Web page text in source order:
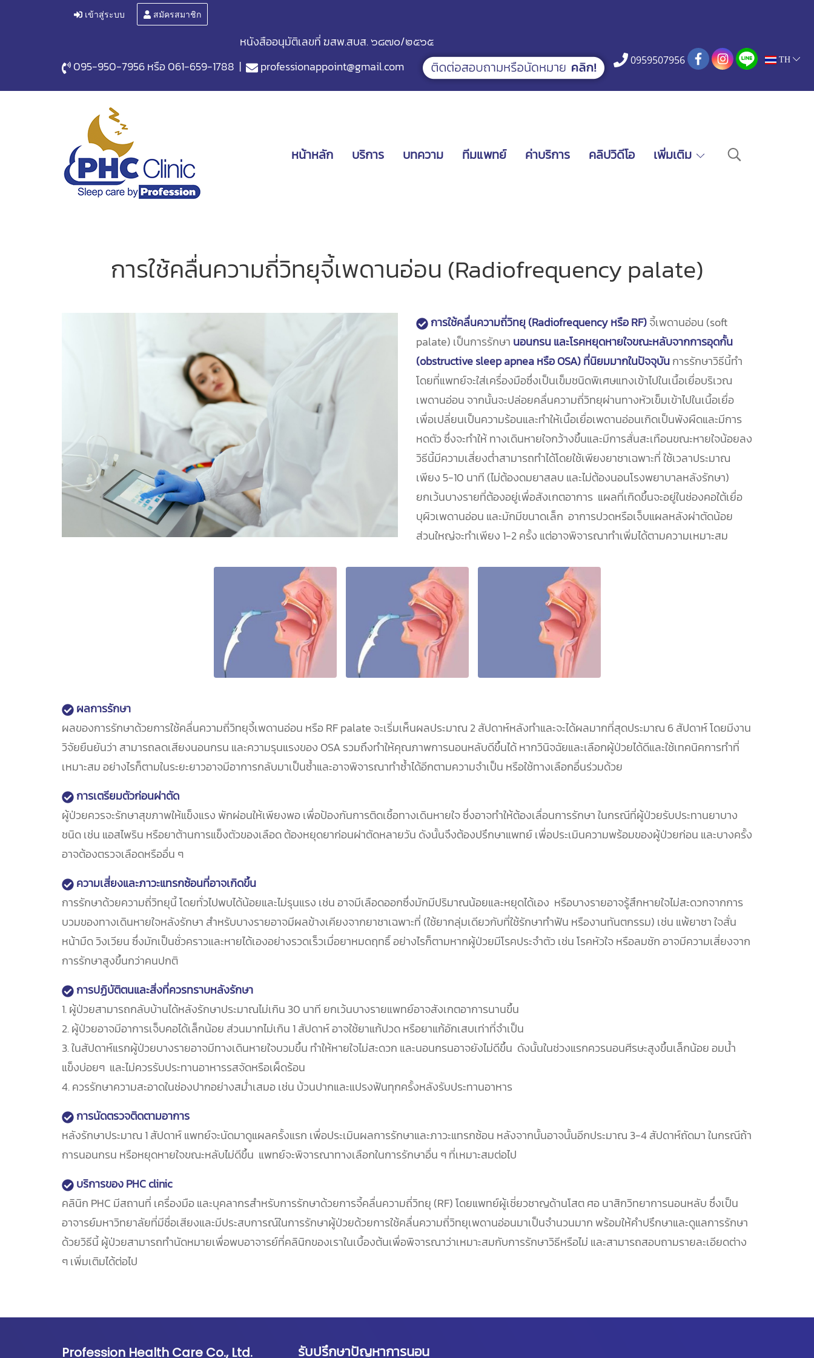
เข้าสู่ระบบ สมัครสมาชิก
หนังสืออนุมัติเลขที่ ฆสพ.สบส. ๖๘๗๐/๒๕๖๕
095-950-7956หรือ061-659-1788 | professionappoint@gmail.com 0959507956 TH
หน้าหลัก บริการ บทความ ทีมแพทย์ ค่าบริการ คลิปวิดีโอ เพิ่มเติม
การใช้คลื่นความถี่วิทยุจี้เพดานอ่อน (Radiofrequency palate)
การใช้คลื่นความถี่วิทยุ (Radiofrequency หรือ RF)จี้เพดานอ่อน (soft
palate) เป็นการรักษา นอนกรน และโรคหยุดหายใจขณะหลับจากการอุดกั้น
(obstructive sleep apnea หรือ OSA) ที่นิยมมากในปัจจุบันการรักษาวิธีนี้ทำ
โดยที่แพทย์จะใส่เครื่องมือซึ่งเป็นเข็มชนิดพิเศษแทงเข้าไปในเนื้อเยื่อบริเวณ
เพดานอ่อน จากนั้นจะปล่อยคลื่นความถี่วิทยุผ่านทางหัวเข็มเข้าไปในเนื้อเยื่อ
เพื่อเปลี่ยนเป็นความร้อนและทำให้เนื้อเยื่อเพดานอ่อนเกิดเป็นพังผืดและมีการ
หดตัว ซึ่งจะทำให้ ทางเดินหายใจกว้างขึ้นและมีการสั่นสะเทือนขณะหายใจน้อยลง
วิธีนี้มีความเสี่ยงต่ำสามารถทำได้โดยใช้เพียงยาชาเฉพาะที่ ใช้เวลาประมาณ
เพียง 5-10 นาที (ไม่ต้องดมยาสลบ และไม่ต้องนอนโรงพยาบาลหลังรักษา)
ยกเว้นบางรายที่ต้องอยู่เพื่อสังเกตอาการ แผลที่เกิดขึ้นจะอยู่ในช่องคอใต้เยื่อ
บุผิวเพดานอ่อน และมักมีขนาดเล็ก อาการปวดหรือเจ็บแผลหลังผ่าตัดน้อย
ส่วนใหญ่จะทำเพียง 1-2 ครั้ง แต่อาจพิจารณาทำเพิ่มได้ตามความเหมาะสม
ผลการรักษา
ผลของการรักษาด้วยการใช้คลื่นความถี่วิทยุจี้เพดานอ่อน หรือ RF palate จะเริ่มเห็นผลประมาณ 2 สัปดาห์หลังทำและจะได้ผลมากที่สุดประมาณ 6 สัปดาห์ โดยมีงาน
วิจัยยืนยันว่า สามารถลดเสียงนอนกรน และความรุนแรงของ OSA รวมถึงทำให้คุณภาพการนอนหลับดีขึ้นได้ หากวินิจฉัยและเลือกผู้ป่วยได้ดีและใช้เทคนิคการทำที่
เหมาะสม อย่างไรก็ตามในระยะยาวอาจมีอาการกลับมาเป็นซ้ำและอาจพิจารณาทำซ้ำได้อีกตามความจำเป็น หรือใช้ทางเลือกอื่นร่วมด้วย
การเตรียมตัวก่อนผ่าตัด
ผู้ป่วยควรจะรักษาสุขภาพให้แข็งแรง พักผ่อนให้เพียงพอ เพื่อป้องกันการติดเชื้อทางเดินหายใจ ซึ่งอาจทำให้ต้องเลื่อนการรักษา ในกรณีที่ผู้ป่วยรับประทานยาบาง
ชนิด เช่น แอสไพริน หรือยาต้านการแข็งตัวของเลือด ต้องหยุดยาก่อนผ่าตัดหลายวัน ดังนั้นจึงต้องปรึกษาแพทย์ เพื่อประเมินความพร้อมของผู้ป่วยก่อน และบางครั้ง
อาจต้องตรวจเลือดหรืออื่น ๆ
ความเสี่ยงและภาวะแทรกซ้อนที่อาจเกิดขึ้น
การรักษาด้วยความถี่วิทยุนี้ โดยทั่วไปพบได้น้อยและไม่รุนแรง เช่น อาจมีเลือดออกซึ่งมักมีปริมาณน้อยและหยุดได้เอง หรือบางรายอาจรู้สึกหายใจไม่สะดวกจากการ
บวมของทางเดินหายใจหลังรักษา สำหรับบางรายอาจมีผลข้างเคียงจากยาชาเฉพาะที่ (ใช้ยากลุ่มเดียวกับที่ใช้รักษาทำฟัน หรืองานทันตกรรม) เช่น แพ้ยาชา ใจสั่น
หน้ามืด วิงเวียน ซึ่งมักเป็นชั่วคราวและหายได้เองอย่างรวดเร็วเมื่อยาหมดฤทธิ์ อย่างไรก็ตามหากผู้ป่วยมีโรคประจำตัว เช่น โรคหัวใจ หรือลมชัก อาจมีความเสี่ยงจาก
การรักษาสูงขึ้นกว่าคนปกติ
การปฏิบัติตนและสิ่งที่ควรทราบหลังรักษา
1. ผู้ป่วยสามารถกลับบ้านได้หลังรักษาประมาณไม่เกิน 30 นาที ยกเว้นบางรายแพทย์อาจสังเกตอาการนานขึ้น
2. ผู้ป่วยอาจมีอาการเจ็บคอได้เล็กน้อย ส่วนมากไม่เกิน 1 สัปดาห์ อาจใช้ยาแก้ปวด หรือยาแก้อักเสบเท่าที่จำเป็น
3. ในสัปดาห์แรกผู้ป่วยบางรายอาจมีทางเดินหายใจบวมขึ้น ทำให้หายใจไม่สะดวก และนอนกรนอาจยังไม่ดีขึ้น ดังนั้นในช่วงแรกควรนอนศีรษะสูงขึ้นเล็กน้อย อมน้ำ
แข็งบ่อยๆ และไม่ควรรับประทานอาหารรสจัดหรือเผ็ดร้อน
4. ควรรักษาความสะอาดในช่องปากอย่างสม่ำเสมอ เช่น บ้วนปากและแปรงฟันทุกครั้งหลังรับประทานอาหาร
การนัดตรวจติดตามอาการ
หลังรักษาประมาณ 1 สัปดาห์ แพทย์จะนัดมาดูแผลครั้งแรก เพื่อประเมินผลการรักษาและภาวะแทรกซ้อน หลังจากนั้นอาจนั้นอีกประมาณ 3-4 สัปดาห์ถัดมา ในกรณีถ้า
การนอนกรน หรือหยุดหายใจขณะหลับไม่ดีขึ้น แพทย์จะพิจารณาทางเลือกในการรักษาอื่น ๆ ที่เหมาะสมต่อไป
บริการของ PHC clinic
คลินิก PHC มีสถานที่ เครื่องมือ และบุคลากรสำหรับการรักษาด้วยการจี้คลื่นความถี่วิทยุ (RF) โดยแพทย์ผู้เชี่ยวชาญด้านโสต ศอ นาสิกวิทยาการนอนหลับ ซึ่งเป็น
อาจารย์มหาวิทยาลัยที่มีชื่อเสียงและมีประสบการณ์ในการรักษาผู้ป่วยด้วยการใช้คลื่นความถี่วิทยุเพดานอ่อนมาเป็นจำนวนมาก พร้อมให้คำปรึกษาและดูแลการรักษา
ด้วยวิธีนี้ ผู้ป่วยสามารถทำนัดหมายเพื่อพบอาจารย์ที่คลินิกของเราในเบื้องต้นเพื่อพิจารณาว่าเหมาะสมกับการรักษาวิธีหรือไม่ และสามารถสอบถามรายละเอียดต่าง
ๆ เพิ่มเติมได้ต่อไป
Profession Health Care Co., Ltd. รับปรึกษาปัญหาการนอน